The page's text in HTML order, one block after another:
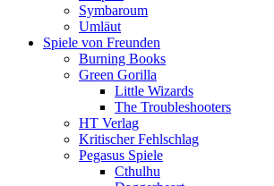
Symbaroum
Umläut
Spiele von Freunden
Burning Books
Green Gorilla
Little Wizards
The Troubleshooters
HT Verlag
Kritischer Fehlschlag
Pegasus Spiele
Cthulhu